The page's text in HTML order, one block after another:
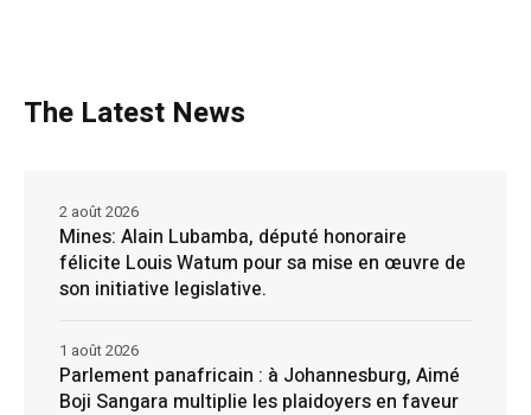
The Latest News
Mines: Alain Lubamba, député honoraire
félicite Louis Watum pour sa mise en œuvre de
son initiative legislative.
2 août 2026
Parlement panafricain : à Johannesburg, Aimé
Boji Sangara multiplie les plaidoyers en faveur
1 août 2026